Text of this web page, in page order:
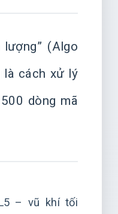
(Algo
là cách xử lý
dòng mã
– vũ khí tối